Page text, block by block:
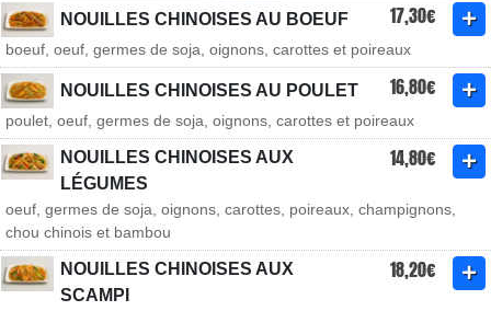
NOUILLES CHINOISES AU BOEUF 17,30€
boeuf, oeuf, germes de soja, oignons, carottes et poireaux
NOUILLES CHINOISES AU POULET 16,80€
poulet, oeuf, germes de soja, oignons, carottes et poireaux
NOUILLES CHINOISES AUX
LÉGUMES
14,80€
oeuf, germes de soja, oignons, carottes, poireaux, champignons,
chou chinois et bambou
NOUILLES CHINOISES AUX
SCAMPI
18,20€